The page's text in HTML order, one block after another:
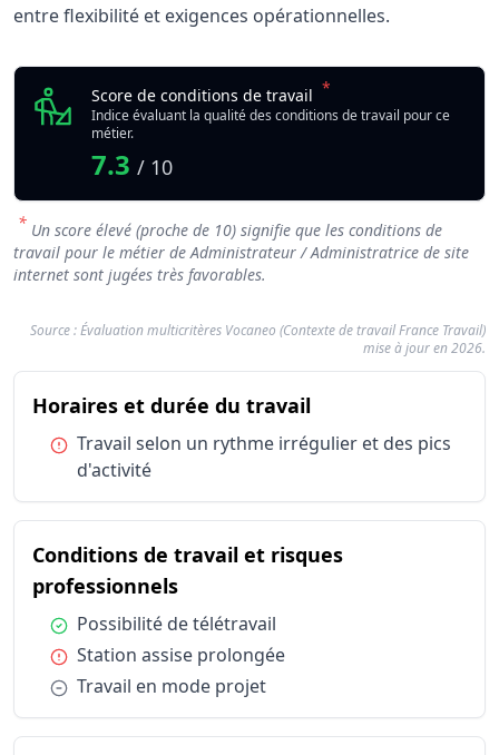
entre flexibilité et exigences opérationnelles.
Analyse des conditions de travail :
Indicateur
Qualité globale de l'environnement Administrateur /
Score de conditions de travail *
Indice évaluant la qualité des conditions de travail pour ce
métier.
7.3 / 10
* Un score élevé (proche de 10) signifie que les conditions de
travail pour le métier de Administrateur / Administratrice de site
internet sont jugées très favorables.
Source : Évaluation multicritères Vocaneo (Contexte de travail France Travail)
mise à jour en 2026.
Résumé des conditions d'exercice :
Catégorie
Horaires et durée du travail
Travail
Conditions de travail et risques professionnels
Conditions de travail et risques professionnelsStation
Conditions de travail et risques professionnelsTravail en
Publics spécifiques
Publics spécifiques
Statut d'emploi
Horaires et durée du travaildu métier
Condition :
Travail selon un rythme irrégulier et des pics
d'activité
Conditions de travail et risques
professionnelsdu métier Administrateur /
Condition :
Possibilité de télétravail
Condition :
Station assise prolongée
Condition :
Travail en mode projet